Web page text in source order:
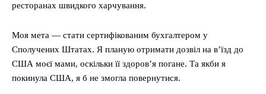
ресторанах швидкого харчування.
Моя мета — стати сертифікованим бухгалтером у
Сполучених Штатах. Я планую отримати дозвіл на в’їзд до
США моєї мами, оскільки її здоров’я погане. Та якби я
покинула США, я б не змогла повернутися.